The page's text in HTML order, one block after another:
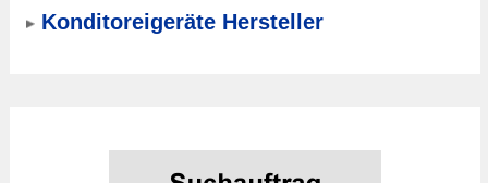
Konditoreigeräte Hersteller